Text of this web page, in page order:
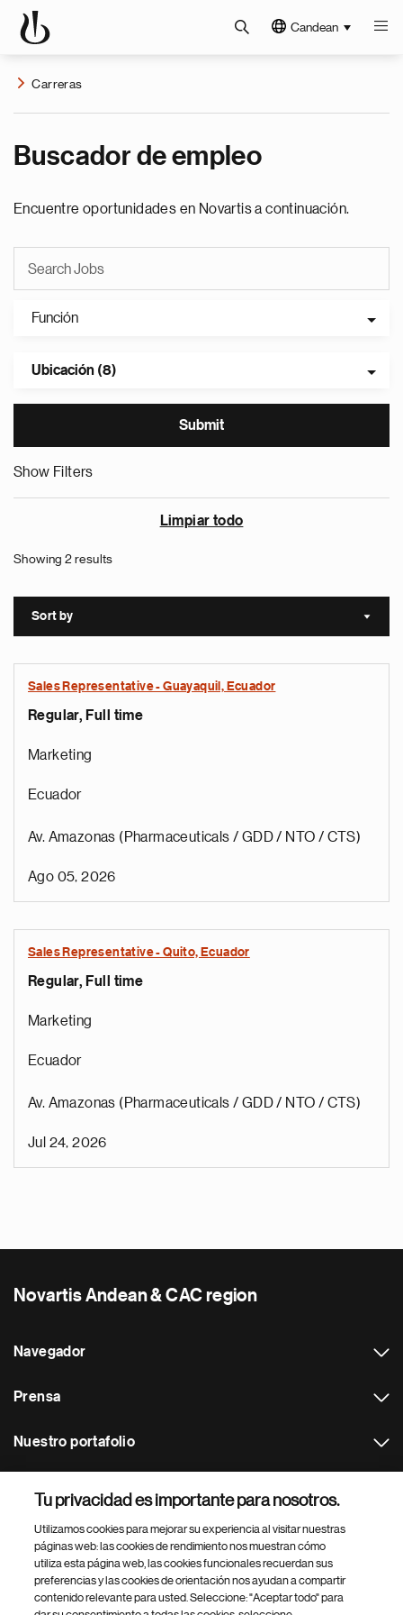
Candean
Carreras
Buscador de empleo
Encuentre oportunidades en Novartis a continuación.
Función
Ubicación (8)
Show Filters
Limpiar todo
Showing 2 results
Sort by Sort
Sales Representative - Guayaquil, Ecuador
Regular, Full time
Marketing
Ecuador
Av. Amazonas (Pharmaceuticals / GDD / NTO / CTS)
Ago 05, 2026
Sales Representative - Quito, Ecuador
Regular, Full time
Marketing
Ecuador
Av. Amazonas (Pharmaceuticals / GDD / NTO / CTS)
Jul 24, 2026
Novartis Andean & CAC region
Navegador
Prensa
Nuestro portafolio
Footer Site Search
Tu privacidad es importante para nosotros.
Utilizamos cookies para mejorar su experiencia al visitar nuestras
páginas web: las cookies de rendimiento nos muestran cómo
utiliza esta página web, las cookies funcionales recuerdan sus
preferencias y las cookies de orientación nos ayudan a compartir
contenido relevante para usted. Seleccione: "Aceptar todo" para